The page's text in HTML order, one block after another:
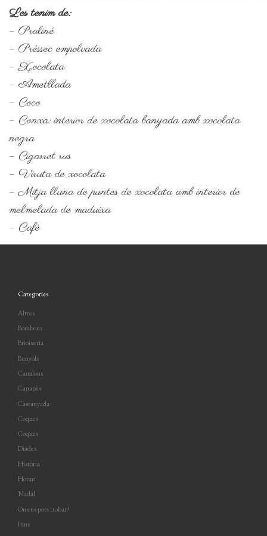
Les tenim de:
– Praliné
– Préssec empolvada
– Xocolata
– Ametllada
– Coco
– Conxa: interior de xocolata banyada amb xocolata
negra
– Cigarret rus
– Viruta de xocolata
– Mitja lluna de puntes de xocolata amb interior de
melmelada de maduixa
– Cafè
Categories
Altres
Bombons
Brioixeria
Bunyols
Canalons
Canapès
Castanyada
Coques
Coques
Diades
Història
Horari
Nadal
On ens pots trobar?
Pans